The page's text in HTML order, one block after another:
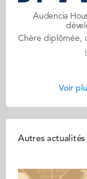
Audencia
Voir
Autres actualités